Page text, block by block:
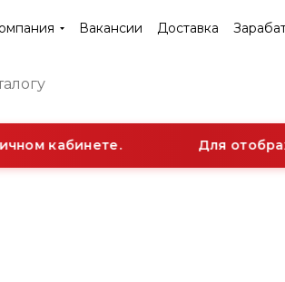
Вакансии Доставка
кабинете. Для